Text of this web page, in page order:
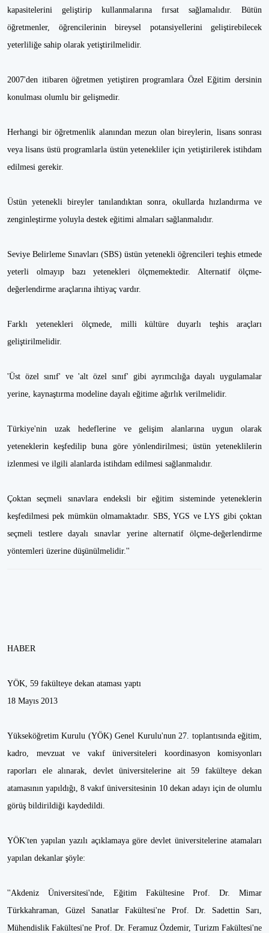
kapasitelerini geliştirip kullanmalarına fırsat sağlamalıdır. Bütün
öğretmenler, öğrencilerinin bireysel potansiyellerini geliştirebilecek
yeterliliğe sahip olarak yetiştirilmelidir.
2007'den itibaren öğretmen yetiştiren programlara Özel Eğitim dersinin
konulması olumlu bir gelişmedir.
Herhangi bir öğretmenlik alanından mezun olan bireylerin, lisans sonrası
veya lisans üstü programlarla üstün yetenekliler için yetiştirilerek istihdam
edilmesi gerekir.
Üstün yetenekli bireyler tanılandıktan sonra, okullarda hızlandırma ve
zenginleştirme yoluyla destek eğitimi almaları sağlanmalıdır.
Seviye Belirleme Sınavları (SBS) üstün yetenekli öğrencileri teşhis etmede
yeterli olmayıp bazı yetenekleri ölçmemektedir. Alternatif ölçme-
değerlendirme araçlarına ihtiyaç vardır.
Farklı yetenekleri ölçmede, milli kültüre duyarlı teşhis araçları
geliştirilmelidir.
'Üst özel sınıf' ve 'alt özel sınıf' gibi ayrımcılığa dayalı uygulamalar
yerine, kaynaştırma modeline dayalı eğitime ağırlık verilmelidir.
Türkiye'nin uzak hedeflerine ve gelişim alanlarına uygun olarak
yeteneklerin keşfedilip buna göre yönlendirilmesi; üstün yeteneklilerin
izlenmesi ve ilgili alanlarda istihdam edilmesi sağlanmalıdır.
Çoktan seçmeli sınavlara endeksli bir eğitim sisteminde yeteneklerin
keşfedilmesi pek mümkün olmamaktadır. SBS, YGS ve LYS gibi çoktan
seçmeli testlere dayalı sınavlar yerine alternatif ölçme-değerlendirme
yöntemleri üzerine düşünülmelidir.''
HABER
YÖK, 59 fakülteye dekan ataması yaptı
18 Mayıs 2013
Yükseköğretim Kurulu (YÖK) Genel Kurulu'nun 27. toplantısında eğitim,
kadro, mevzuat ve vakıf üniversiteleri koordinasyon komisyonları
raporları ele alınarak, devlet üniversitelerine ait 59 fakülteye dekan
atamasının yapıldığı, 8 vakıf üniversitesinin 10 dekan adayı için de olumlu
görüş bildirildiği kaydedildi.
YÖK'ten yapılan yazılı açıklamaya göre devlet üniversitelerine atamaları
yapılan dekanlar şöyle:
''Akdeniz Üniversitesi'nde, Eğitim Fakültesine Prof. Dr. Mimar
Türkkahraman, Güzel Sanatlar Fakültesi'ne Prof. Dr. Sadettin Sarı,
Mühendislik Fakültesi'ne Prof. Dr. Feramuz Özdemir, Turizm Fakültesi'ne